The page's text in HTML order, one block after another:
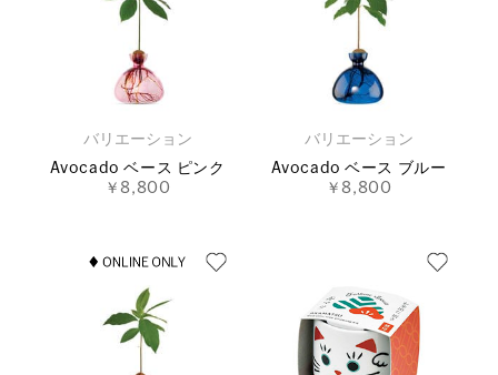
バリエーション
Avocado ベース ピンク
￥8,800
バリエーション
Avocado ベース ブルー
￥8,800